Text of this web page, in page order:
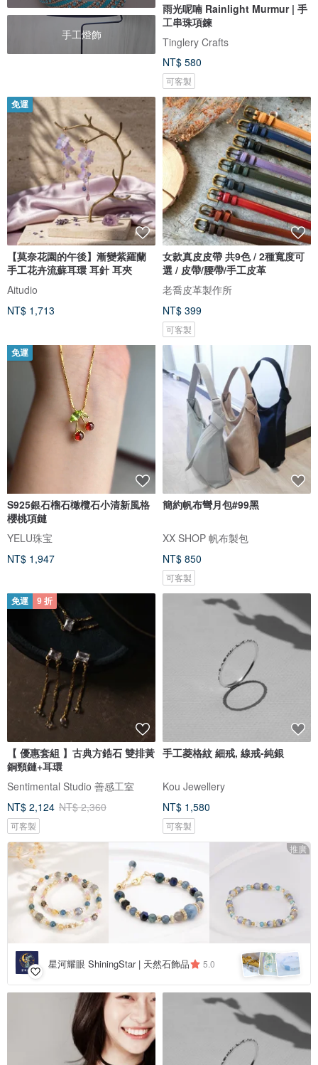
手工燈飾
雨光呢喃 Rainlight Murmur | 手
工串珠項鍊
Tinglery Crafts
NT$ 580
可客製
免運
【莫奈花園的午後】漸變紫羅蘭
手工花卉流蘇耳環 耳針 耳夾
Aitudio
NT$ 1,713
女款真皮皮帶 共9色 / 2種寬度可
選 / 皮帶/腰帶/手工皮革
老喬皮革製作所
NT$ 399
可客製
免運
S925銀石榴石橄欖石小清新風格
櫻桃項鏈
YELU珠宝
NT$ 1,947
簡約帆布彎月包#99黑
XX SHOP 帆布製包
NT$ 850
可客製
免運 9 折
【 優惠套組 】古典方鋯石 雙排黃
銅頸鏈+耳環
Sentimental Studio 善感工室
NT$ 2,124 NT$ 2,360
可客製
手工菱格紋 細戒, 線戒-純銀
Kou Jewellery
NT$ 1,580
可客製
推廣
星河耀眼 ShiningStar | 天然石飾品 5.0